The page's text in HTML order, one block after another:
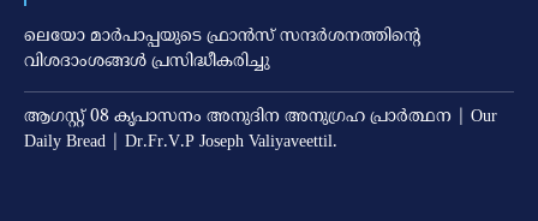
ലെയോ മാര്‍പാപ്പയുടെ ഫ്രാന്‍സ് സന്ദര്‍ശനത്തിന്റെ
വിശദാംശങ്ങള്‍ പ്രസിദ്ധീകരിച്ചു
ആഗസ്റ്റ് 08 കൃപാസനം അനുദിന അനുഗ്രഹ പ്രാർത്ഥന | Our
Daily Bread | Dr.Fr.V.P Joseph Valiyaveettil.